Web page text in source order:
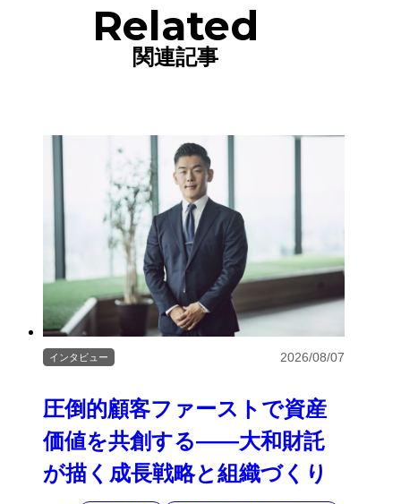
Related
関連記事
圧倒的顧客ファーストで資産
価値を共創する――大和財託
が描く成長戦略と組織づくり
インタビュー 2026/08/07